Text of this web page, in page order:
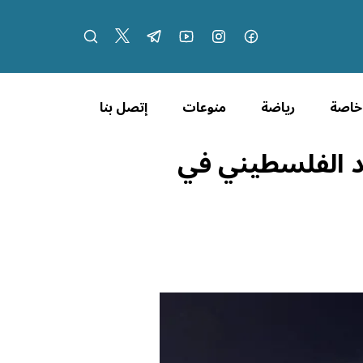
خاصة رياضة منوعات إتصل بنا
الفلسطيني في